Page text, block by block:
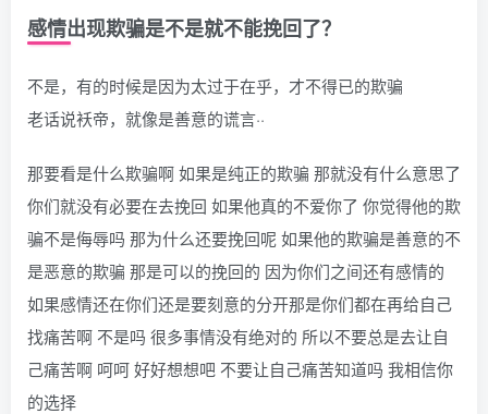
感情出现欺骗是不是就不能挽回了？
不是，有的时候是因为太过于在乎，才不得已的欺骗
老话说袄帝，就像是善意的谎言··
那要看是什么欺骗啊 如果是纯正的欺骗 那就没有什么意思了
你们就没有必要在去挽回 如果他真的不爱你了 你觉得他的欺
骗不是侮辱吗 那为什么还要挽回呢 如果他的欺骗是善意的不
是恶意的欺骗 那是可以的挽回的 因为你们之间还有感情的
如果感情还在你们还是要刻意的分开那是你们都在再给自己
找痛苦啊 不是吗 很多事情没有绝对的 所以不要总是去让自
己痛苦啊 呵呵 好好想想吧 不要让自己痛苦知道吗 我相信你
的选择